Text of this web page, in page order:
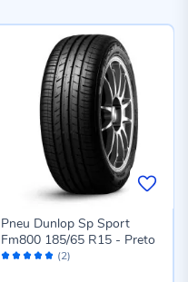
Avaliação: (2)
Pneu Dunlop Sp Sport
Fm800 185/65 R15 - Preto